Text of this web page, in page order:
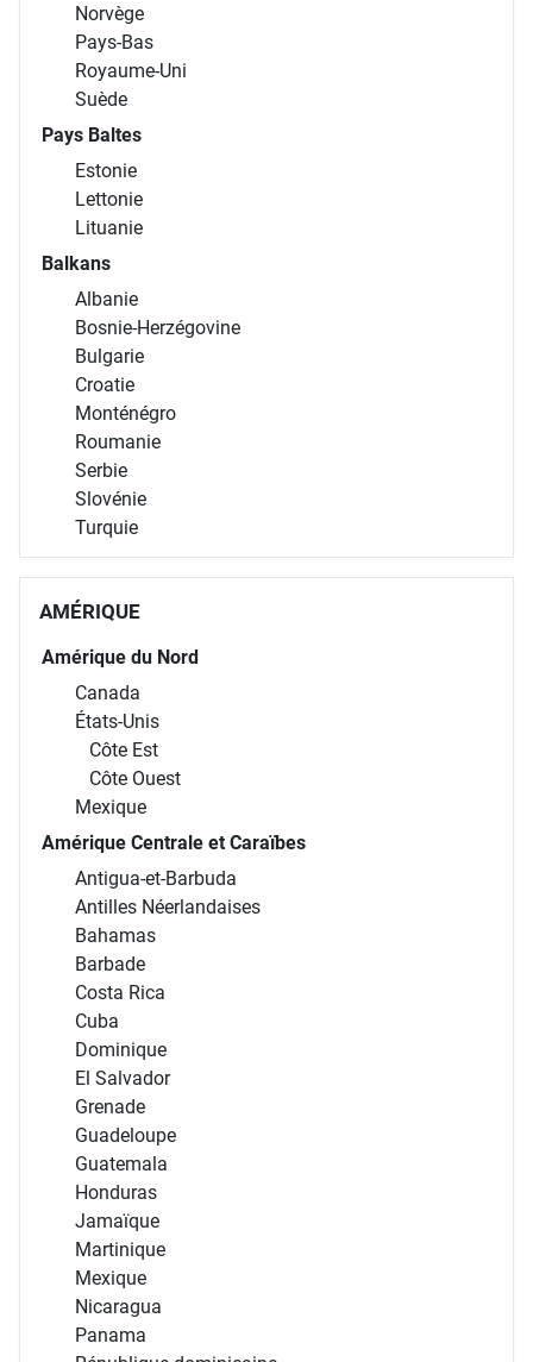
Norvège
Pays-Bas
Royaume-Uni
Suède
Pays Baltes
Estonie
Lettonie
Lituanie
Balkans
Albanie
Bosnie-Herzégovine
Bulgarie
Croatie
Monténégro
Roumanie
Serbie
Slovénie
Turquie
AMÉRIQUE
Amérique du Nord
Canada
États-Unis
Côte Est
Côte Ouest
Mexique
Amérique Centrale et Caraïbes
Antigua-et-Barbuda
Antilles Néerlandaises
Bahamas
Barbade
Costa Rica
Cuba
Dominique
El Salvador
Grenade
Guadeloupe
Guatemala
Honduras
Jamaïque
Martinique
Mexique
Nicaragua
Panama